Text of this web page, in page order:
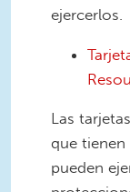
ejercerlos.
Las
que
pueden